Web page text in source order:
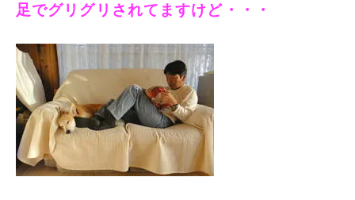
足でグリグリされてますけど・・・